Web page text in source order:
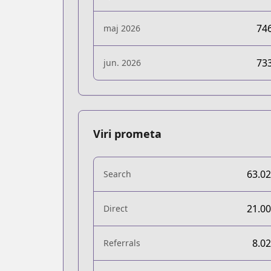
maj 2026
jun. 2026
Viri prometa
Search
Direct
Referrals